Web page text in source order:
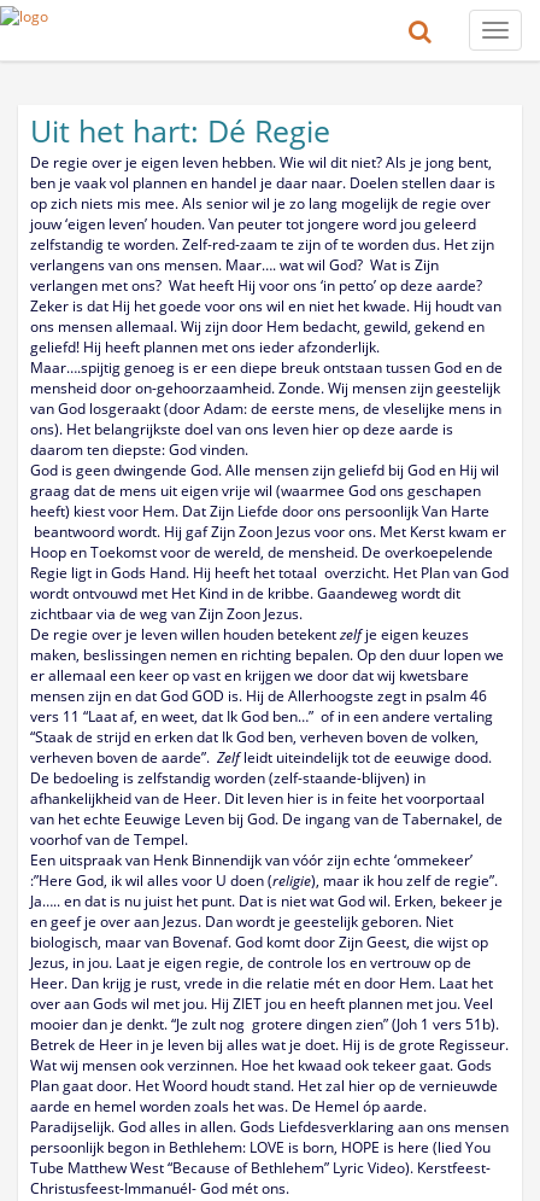
Toggle
Uit het hart: Dé Regie
De regie over je eigen leven hebben. Wie wil dit niet? Als je jong bent,
ben je vaak vol plannen en handel je daar naar. Doelen stellen daar is
op zich niets mis mee. Als senior wil je zo lang mogelijk de regie over
jouw ‘eigen leven’ houden. Van peuter tot jongere word jou geleerd
zelfstandig te worden. Zelf-red-zaam te zijn of te worden dus. Het zijn
verlangens van ons mensen. Maar…. wat wil God? Wat is Zijn
verlangen met ons? Wat heeft Hij voor ons ‘in petto’ op deze aarde?
Zeker is dat Hij het goede voor ons wil en niet het kwade. Hij houdt van
ons mensen allemaal. Wij zijn door Hem bedacht, gewild, gekend en
geliefd! Hij heeft plannen met ons ieder afzonderlijk.
Maar….spijtig genoeg is er een diepe breuk ontstaan tussen God en de
mensheid door on-gehoorzaamheid. Zonde. Wij mensen zijn geestelijk
van God losgeraakt (door Adam: de eerste mens, de vleselijke mens in
ons). Het belangrijkste doel van ons leven hier op deze aarde is
daarom ten diepste: God vinden.
God is geen dwingende God. Alle mensen zijn geliefd bij God en Hij wil
graag dat de mens uit eigen vrije wil (waarmee God ons geschapen
heeft) kiest voor Hem. Dat Zijn Liefde door ons persoonlijk Van Harte
beantwoord wordt. Hij gaf Zijn Zoon Jezus voor ons. Met Kerst kwam er
Hoop en Toekomst voor de wereld, de mensheid. De overkoepelende
Regie ligt in Gods Hand. Hij heeft het totaal overzicht. Het Plan van God
wordt ontvouwd met Het Kind in de kribbe. Gaandeweg wordt dit
zichtbaar via de weg van Zijn Zoon Jezus.
De regie over je leven willen houden betekentzelfje eigen keuzes
maken, beslissingen nemen en richting bepalen. Op den duur lopen we
er allemaal een keer op vast en krijgen we door dat wij kwetsbare
mensen zijn en dat God GOD is. Hij de Allerhoogste zegt in psalm 46
vers 11 “Laat af, en weet, dat Ik God ben…” of in een andere vertaling
“Staak de strijd en erken dat Ik God ben, verheven boven de volken,
verheven boven de aarde”.Zelfleidt uiteindelijk tot de eeuwige dood.
De bedoeling is zelfstandig worden (zelf-staande-blijven) in
afhankelijkheid van de Heer. Dit leven hier is in feite het voorportaal
van het echte Eeuwige Leven bij God. De ingang van de Tabernakel, de
voorhof van de Tempel.
Een uitspraak van Henk Binnendijk van vóór zijn echte ‘ommekeer’
:”Here God, ik wil alles voor U doen (religie), maar ik hou zelf de regie”.
Ja….. en dat is nu juist het punt. Dat is niet wat God wil. Erken, bekeer je
en geef je over aan Jezus. Dan wordt je geestelijk geboren. Niet
biologisch, maar van Bovenaf. God komt door Zijn Geest, die wijst op
Jezus, in jou. Laat je eigen regie, de controle los en vertrouw op de
Heer. Dan krijg je rust, vrede in die relatie mét en door Hem. Laat het
over aan Gods wil met jou. Hij ZIET jou en heeft plannen met jou. Veel
mooier dan je denkt. “Je zult nog grotere dingen zien” (Joh 1 vers 51b).
Betrek de Heer in je leven bij alles wat je doet. Hij is de grote Regisseur.
Wat wij mensen ook verzinnen. Hoe het kwaad ook tekeer gaat. Gods
Plan gaat door. Het Woord houdt stand. Het zal hier op de vernieuwde
aarde en hemel worden zoals het was. De Hemel óp aarde.
Paradijselijk. God alles in allen. Gods Liefdesverklaring aan ons mensen
persoonlijk begon in Bethlehem: LOVE is born, HOPE is here (lied You
Tube Matthew West “Because of Bethlehem” Lyric Video). Kerstfeest-
Christusfeest-Immanuél- God mét ons.